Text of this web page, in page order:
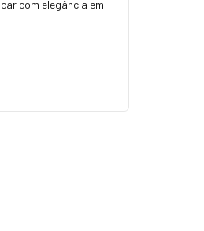
com elegância em